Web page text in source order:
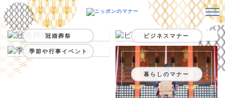
冠婚葬祭 ビジネスマナー
季節や行事イベント
暮らしのマナー